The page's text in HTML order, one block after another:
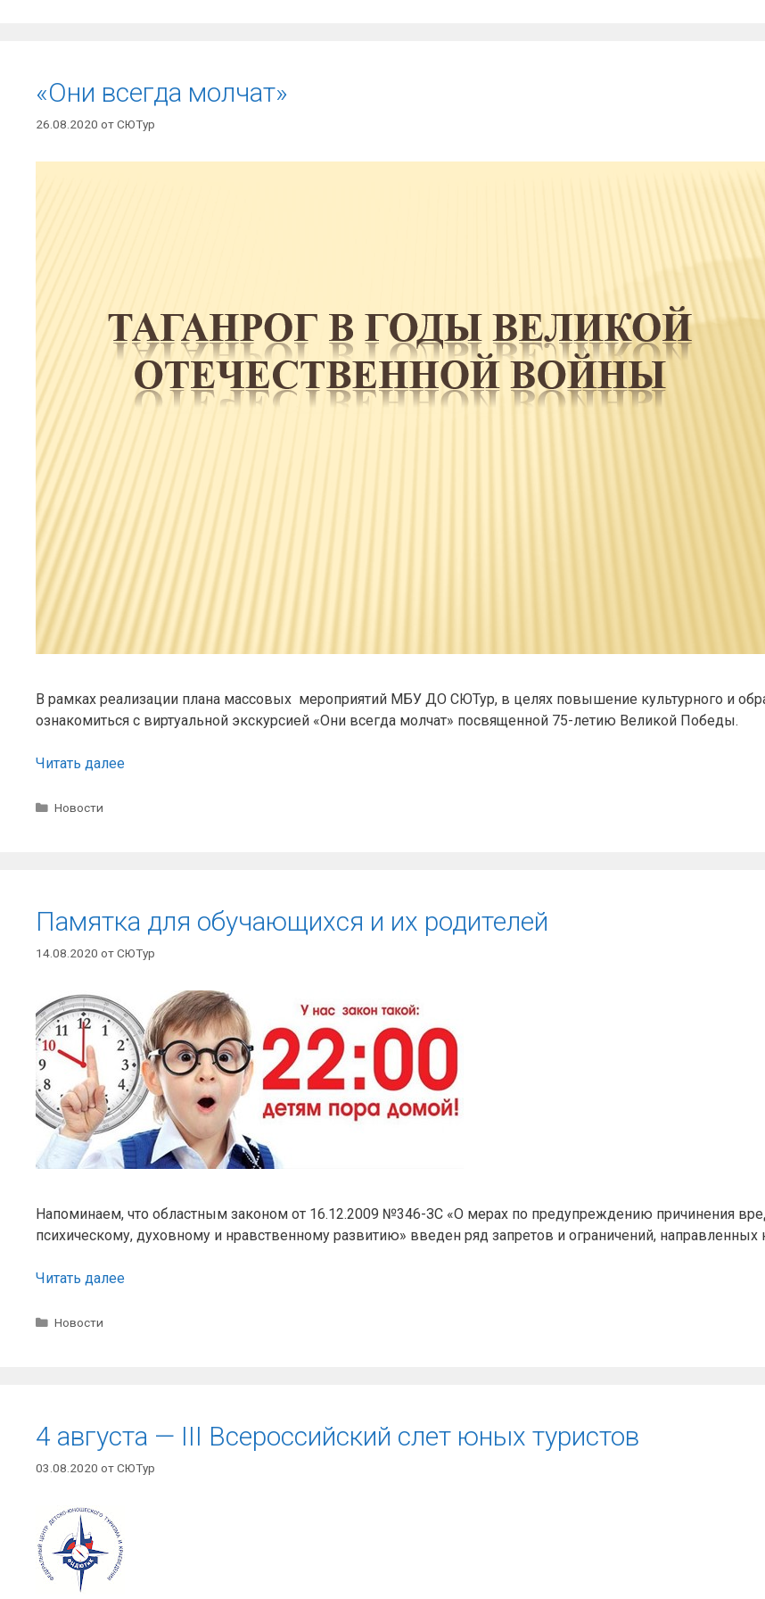
«Они всегда молчат»
26.08.2020 отСЮТур
В рамках реализации плана массовых мероприятий МБУ ДО СЮТур, в целях повышение культурного и
ознакомиться с виртуальной экскурсией «Они всегда молчат» посвященной 75-летию Великой Победы.
Читать далее
Рубрики
Новости
Памятка для обучающихся и их родителей
14.08.2020 отСЮТур
Напоминаем, что областным законом от 16.12.2009 №346-ЗС «О мерах по предупреждению причинения
психическому, духовному и нравственному развитию» введен ряд запретов и ограничений, направленных
Читать далее
Рубрики
Новости
4 августа — III Всероссийский слет юных туристов
03.08.2020 отСЮТур